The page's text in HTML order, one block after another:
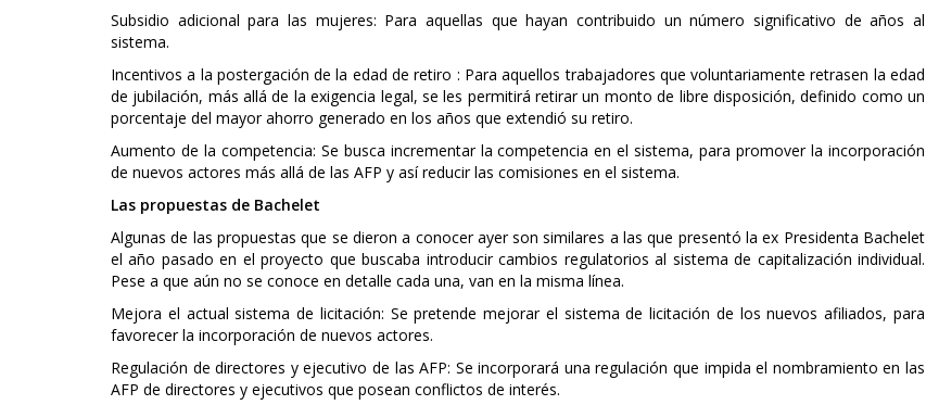
Subsidio adicional para las mujeres: Para aquellas que hayan contribuido un número significativo de años al
sistema.
Incentivos a la postergación de la edad de retiro : Para aquellos trabajadores que voluntariamente retrasen la edad
de jubilación, más allá de la exigencia legal, se les permitirá retirar un monto de libre disposición, definido como un
porcentaje del mayor ahorro generado en los años que extendió su retiro.
Aumento de la competencia: Se busca incrementar la competencia en el sistema, para promover la incorporación
de nuevos actores más allá de las AFP y así reducir las comisiones en el sistema.
Las propuestas de Bachelet
Algunas de las propuestas que se dieron a conocer ayer son similares a las que presentó la ex Presidenta Bachelet
el año pasado en el proyecto que buscaba introducir cambios regulatorios al sistema de capitalización individual.
Pese a que aún no se conoce en detalle cada una, van en la misma línea.
Mejora el actual sistema de licitación: Se pretende mejorar el sistema de licitación de los nuevos afiliados, para
favorecer la incorporación de nuevos actores.
Regulación de directores y ejecutivo de las AFP: Se incorporará una regulación que impida el nombramiento en las
AFP de directores y ejecutivos que posean conflictos de interés.